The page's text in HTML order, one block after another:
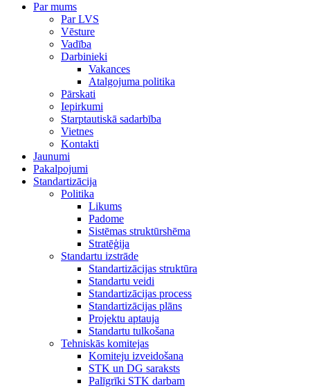
Par mums
Par LVS
Vēsture
Vadība
Darbinieki
Vakances
Atalgojuma politika
Pārskati
Iepirkumi
Starptautiskā sadarbība
Vietnes
Kontakti
Jaunumi
Pakalpojumi
Standartizācija
Politika
Likums
Padome
Sistēmas struktūrshēma
Stratēģija
Standartu izstrāde
Standartizācijas struktūra
Standartu veidi
Standartizācijas process
Standartizācijas plāns
Projektu aptauja
Standartu tulkošana
Tehniskās komitejas
Komiteju izveidošana
STK un DG saraksts
Palīgrīki STK darbam